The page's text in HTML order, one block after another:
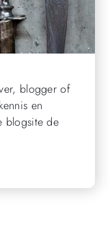
blogger of
en
blogsite de